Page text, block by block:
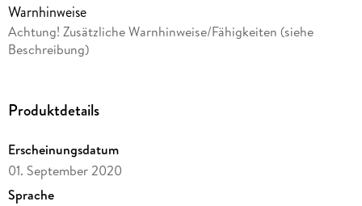
Anweisungen im Inneren. Bitte lesen Sie alle relevanten
Informationen und bewahren Sie sie zum späteren
Nachschlagen auf. Entfernen und entsorgen Sie alle
Inhaltsverzeichnis
- Snackbox mit rutschfestem Griff
- Oberer Deckel rastet ein und hält Snacks länger frisch
- Flexible Öffnungslippen verhindern Herausfallen der
Warnhinweise
Achtung! Zusätzliche Warnhinweise/Fähigkeiten (siehe
Beschreibung)
Produktdetails
Erscheinungsdatum
01. September 2020
Sprache